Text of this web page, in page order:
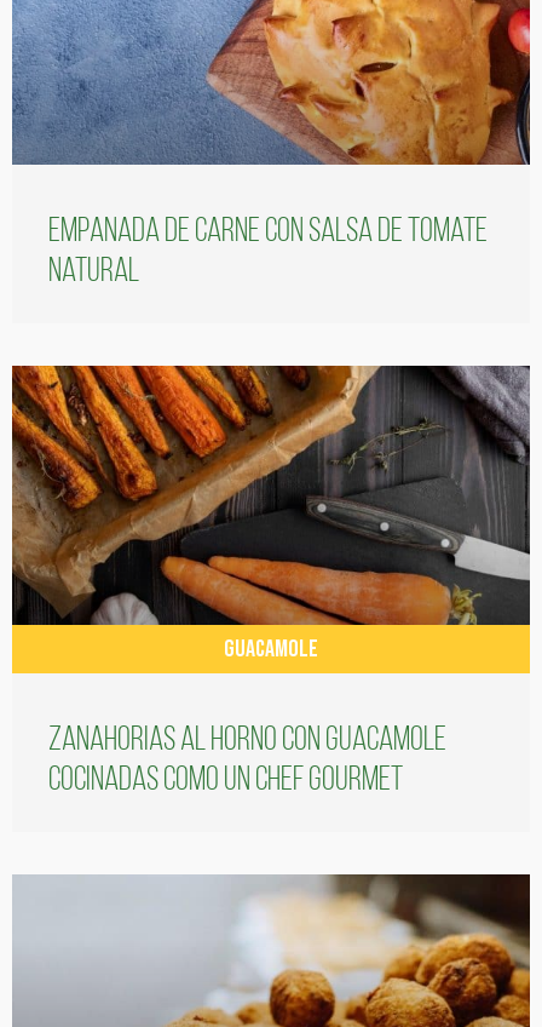
Empanada de carne con salsa de tomate
natural
GUACAMOLE
Zanahorias al horno con guacamole
cocinadas como un chef gourmet